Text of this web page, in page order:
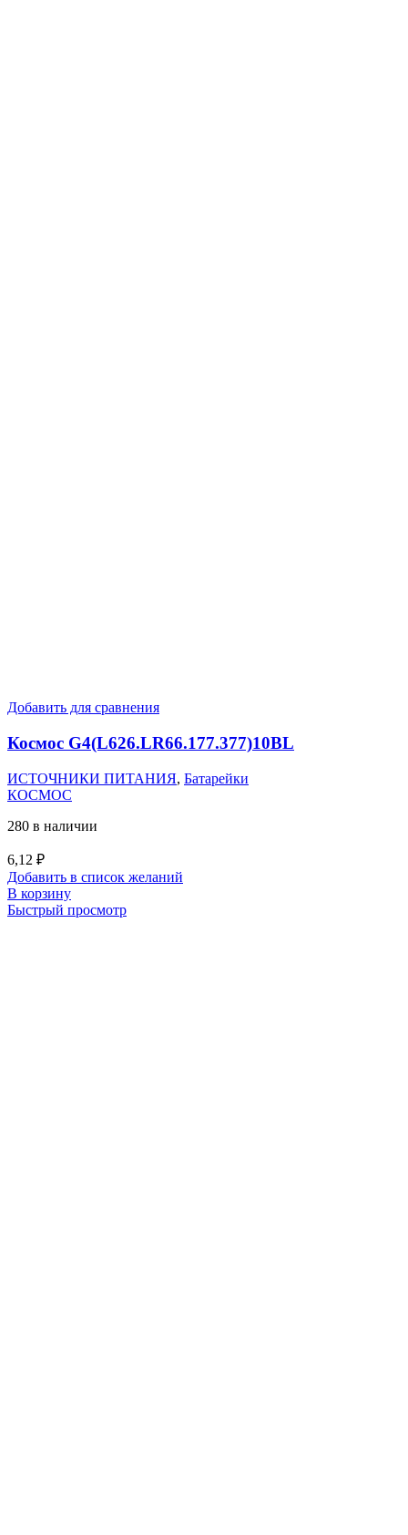
Добавить для сравнения
Космос G4(L626.LR66.177.377)10BL
ИСТОЧНИКИ ПИТАНИЯ, Батарейки
КОСМОС
280 в наличии
6,12 ₽
Добавить в список желаний
В корзину
Быстрый просмотр